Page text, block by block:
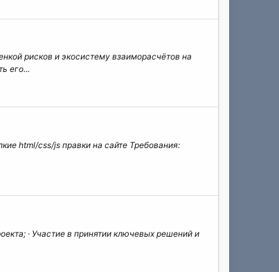
рисков и экосистему взаиморасчётов на
его...
html/css/js правки на сайте Требования:
· Участие в принятии ключевых решений и